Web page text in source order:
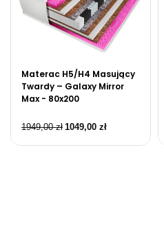
Materac H5/H4 Masujący
Twardy – Galaxy Mirror
Max - 80x200
1949,00zł 1049,00 zł